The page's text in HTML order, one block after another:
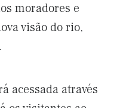
moradores e
visão do rio,
acessada através